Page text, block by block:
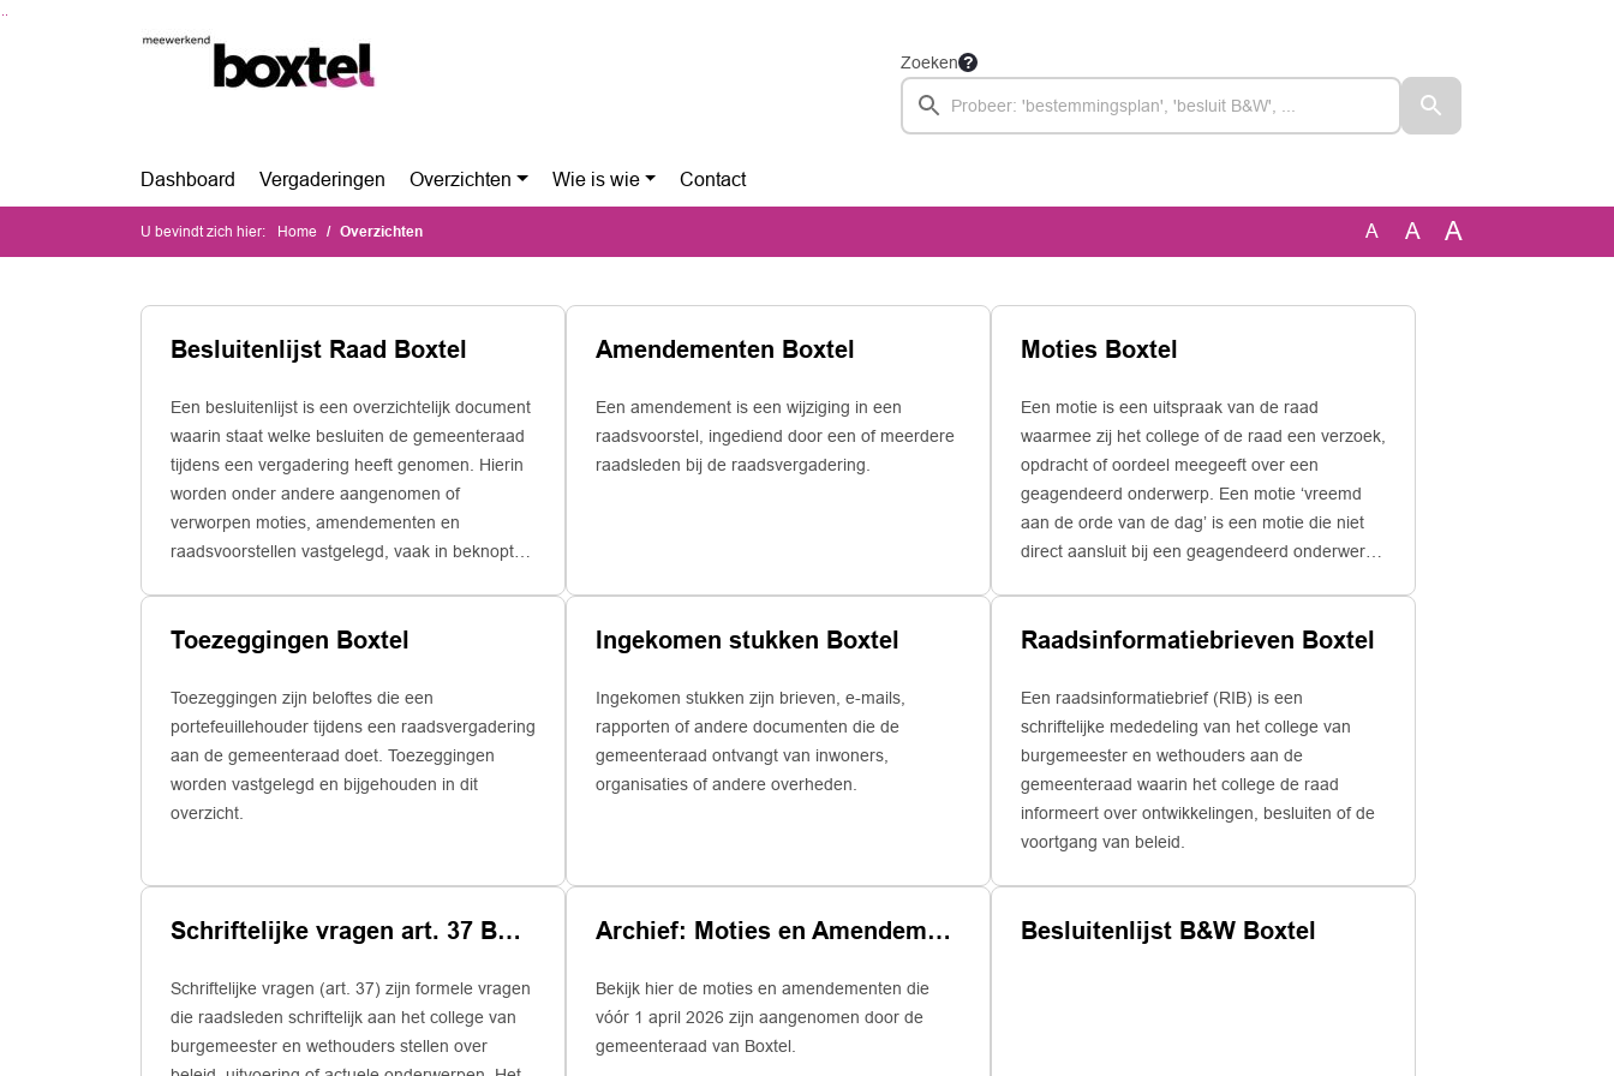
Zoeken
Dashboard Vergaderingen Overzichten Wie is wie Contact
U bevindt zich hier: Home Overzichten A A A
Besluitenlijst Raad Boxtel
Een besluitenlijst is een overzichtelijk document
waarin staat welke besluiten de gemeenteraad
tijdens een vergadering heeft genomen. Hierin
worden onder andere aangenomen of
verworpen moties, amendementen en
raadsvoorstellen vastgelegd, vaak in beknopte
Amendementen Boxtel
Een amendement is een wijziging in een
raadsvoorstel, ingediend door een of meerdere
raadsleden bij de raadsvergadering.
Moties Boxtel
Een motie is een uitspraak van de raad
waarmee zij het college of de raad een verzoek,
opdracht of oordeel meegeeft over een
geagendeerd onderwerp. Een motie ‘vreemd
aan de orde van de dag’ is een motie die niet
direct aansluit bij een geagendeerd onderwerp.
Toezeggingen Boxtel
Toezeggingen zijn beloftes die een
portefeuillehouder tijdens een raadsvergadering
aan de gemeenteraad doet. Toezeggingen
worden vastgelegd en bijgehouden in dit
overzicht.
Ingekomen stukken Boxtel
Ingekomen stukken zijn brieven, e-mails,
rapporten of andere documenten die de
gemeenteraad ontvangt van inwoners,
organisaties of andere overheden.
Raadsinformatiebrieven Boxtel
Een raadsinformatiebrief (RIB) is een
schriftelijke mededeling van het college van
burgemeester en wethouders aan de
gemeenteraad waarin het college de raad
informeert over ontwikkelingen, besluiten of de
voortgang van beleid.
Schriftelijke vragen art. 37 Boxtel
Schriftelijke vragen (art. 37) zijn formele vragen
die raadsleden schriftelijk aan het college van
burgemeester en wethouders stellen over
Archief: Moties en Amendementen
Bekijk hier de moties en amendementen die
vóór 1 april 2026 zijn aangenomen door de
gemeenteraad van Boxtel.
Besluitenlijst B&W Boxtel